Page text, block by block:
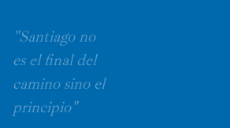
"Santiago no
es el final del
camino sino el
principio"